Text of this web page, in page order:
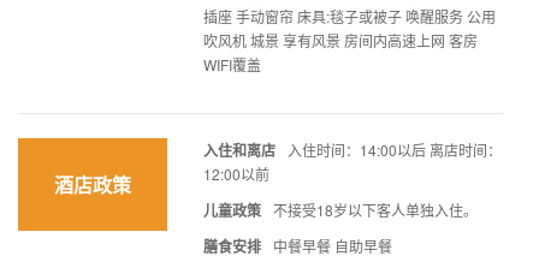
插座 手动窗帘 床具:毯子或被子 唤醒服务 公用
吹风机 城景 享有风景 房间内高速上网 客房
WIFI覆盖
酒店政策
入住和离店
入住时间：14:00以后 离店时间：
12:00以前
儿童政策 不接受18岁以下客人单独入住。
膳食安排 中餐早餐 自助早餐